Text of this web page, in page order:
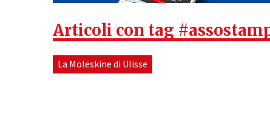
Articoli con tag
La Moleskine di Ulisse